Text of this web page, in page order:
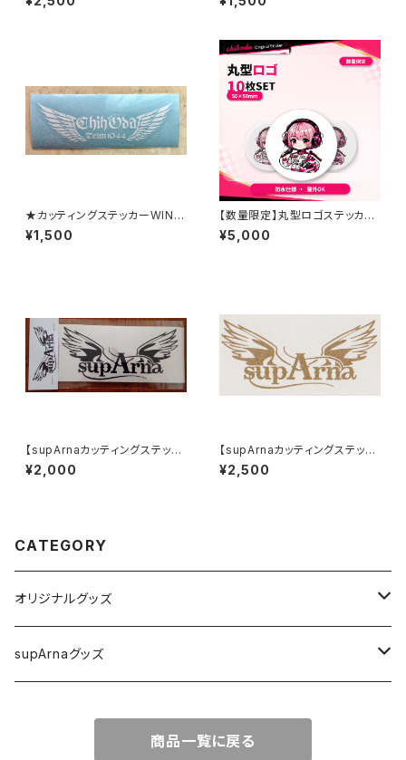
★カッティングステッカーWING
★白
¥1,500
【数量限定】丸型ロゴステッカー
豪華10枚セット｜chihodaオリ
ジナル｜防水・屋外OK
¥5,000
【supArnaカッティングステッカ
ー(黒)】
¥2,000
【supArnaカッティングステッカ
ー(ラメ)】
¥2,500
CATEGORY
オリジナルグッズ
Ｔシャツ
supArnaグッズ
商品一覧に戻る